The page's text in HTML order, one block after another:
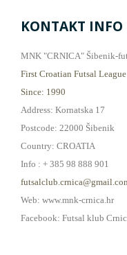
KONTAKT INFO
MNK "CRNICA" Šibenik-
First Croatian Futsal League
Since: 1990
Address: Kornatska 17
Postcode: 22000 Šibenik
Country: CROATIA
Info : + 385 98 888 901
Web: www.mnk-crnica.hr
Facebook: Futsal klub